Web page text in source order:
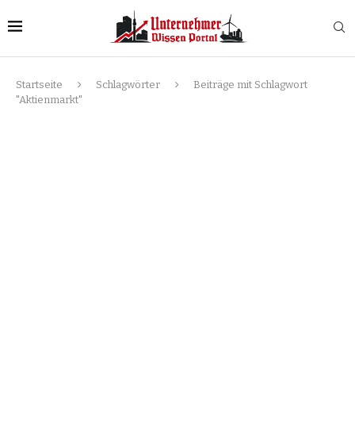
Startseite Schlagwörter
Beiträge mit Schlagwort
"Aktienmarkt"